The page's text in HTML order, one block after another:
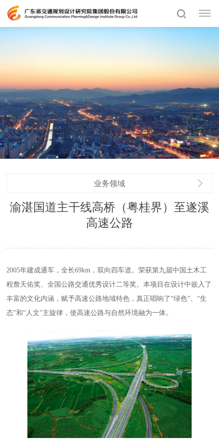
业务领域
渝湛国道主干线高桥（粤桂界）至遂溪
高速公路
2005年建成通车，全长69km，双向四车道。荣获第九届中国土木工
程詹天佑奖、全国公路交通优秀设计二等奖。本项目在设计中嵌入了
丰富的文化内涵，赋予高速公路地域特色，真正唱响了“绿色”、“生
态”和“人文”主旋律，使高速公路与自然环境融为一体。